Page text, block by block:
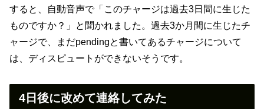
すると、自動音声で「このチャージは過去3日間に生じた
ものですか？」と聞かれました。過去3か月間に生じたチ
ャージで、まだpendingと書いてあるチャージについて
は、ディスピュートができないそうです。
4日後に改めて連絡してみた